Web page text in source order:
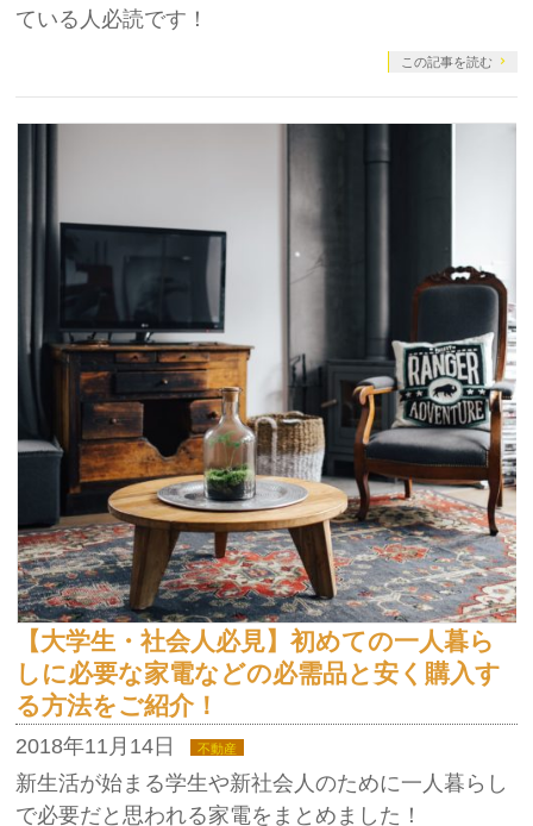
ている人必読です！
この記事を読む
【大学生・社会人必見】初めての一人暮ら
しに必要な家電などの必需品と安く購入す
る方法をご紹介！
2018年11月14日 不動産
新生活が始まる学生や新社会人のために一人暮らし
で必要だと思われる家電をまとめました！